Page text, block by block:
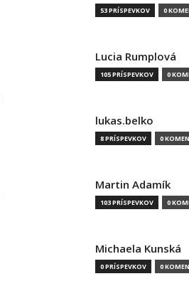
53 PRÍSPEVKOV 0
Lucia Rumplová
105 PRÍSPEVKOV 0
lukas.belko
8 PRÍSPEVKOV 0
Martin Adamík
103 PRÍSPEVKOV 0
Michaela Kunská
0 PRÍSPEVKOV 0